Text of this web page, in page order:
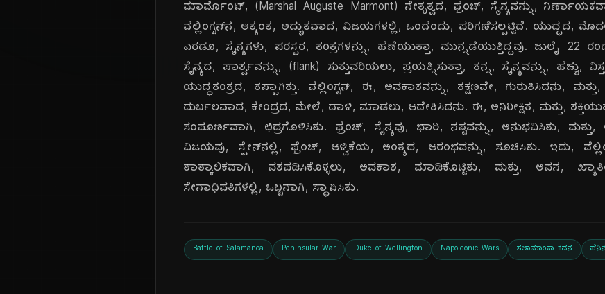
ಮಾರ್ಮೊಂಟ್, (Marshal Auguste Marmont) ನೇತೃತ್ವದ, ಫ್ರೆಂಚ್, ಸೈನ್ಯವನ್ನು,
ವೆಲ್ಲಿಂಗ್ಟನ್‌ನ, ಅತ್ಯಂತ, ಅದ್ಭುತವಾದ, ವಿಜಯಗಳಲ್ಲಿ, ಒಂದೆಂದು, ಪರಿಗಣಿಸಲ್ಪಟ್ಟಿದೆ. ಯುದ್ಧದ,
ಎರಡೂ, ಸೈನ್ಯಗಳು, ಪರಸ್ಪರ, ತಂತ್ರಗಳನ್ನು, ಹೆಣೆಯುತ್ತಾ, ಮುನ್ನಡೆಯುತ್ತಿದ್ದವು. ಜುಲೈ 22
ಸೈನ್ಯದ, ಪಾರ್ಶ್ವವನ್ನು, (flank) ಸುತ್ತುವರಿಯಲು, ಪ್ರಯತ್ನಿಸುತ್ತಾ, ತನ್ನ, ಸೈನ್ಯವನ್ನು, ಹೆಚ್ಚು,
ಯುದ್ಧತಂತ್ರದ, ತಪ್ಪಾಗಿತ್ತು. ವೆಲ್ಲಿಂಗ್ಟನ್, ಈ, ಅವಕಾಶವನ್ನು, ತಕ್ಷಣವೇ, ಗುರುತಿಸಿದನು, ಮತ್ತು,
ದುರ್ಬಲವಾದ, ಕೇಂದ್ರದ, ಮೇಲೆ, ದಾಳಿ, ಮಾಡಲು, ಆದೇಶಿಸಿದನು. ಈ, ಅನಿರೀಕ್ಷಿತ, ಮತ್ತು,
ಸಂಪೂರ್ಣವಾಗಿ, ಛಿದ್ರಗೊಳಿಸಿತು. ಫ್ರೆಂಚ್, ಸೈನ್ಯವು, ಭಾರಿ, ನಷ್ಟವನ್ನು, ಅನುಭವಿಸಿತು, ಮತ್ತು,
ವಿಜಯವು, ಸ್ಪೇನ್‌ನಲ್ಲಿ, ಫ್ರೆಂಚ್, ಆಳ್ವಿಕೆಯ, ಅಂತ್ಯದ, ಆರಂಭವನ್ನು, ಸೂಚಿಸಿತು. ಇದು,
ತಾತ್ಕಾಲಿಕವಾಗಿ, ವಶಪಡಿಸಿಕೊಳ್ಳಲು, ಅವಕಾಶ, ಮಾಡಿಕೊಟ್ಟಿತು, ಮತ್ತು, ಅವನ,
ಸೇನಾಧಿಪತಿಗಳಲ್ಲಿ, ಒಬ್ಬನಾಗಿ, ಸ್ಥಾಪಿಸಿತು.
Battle of Salamanca Peninsular War Duke of Wellington Napoleonic Wars ಸಲಾಮಾಂಕಾ ಕದನ